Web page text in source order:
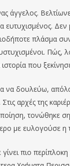
άγγελος.
Δεν
πλάσμα
ιστορία που
να δουλεύω,
αρχές της
τονώθηκε
με ευλογούσε η
γίνει πιο